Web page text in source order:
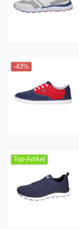
-43%
Top-Artikel